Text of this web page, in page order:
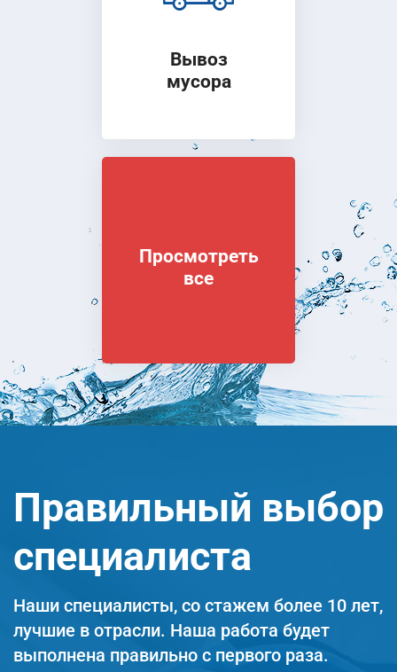
Вывоз
мусора
Просмотреть
все
Правильный выбор
специалиста
Наши специалисты, со стажем более 10 лет,
лучшие в отрасли. Наша работа будет
выполнена правильно с первого раза.